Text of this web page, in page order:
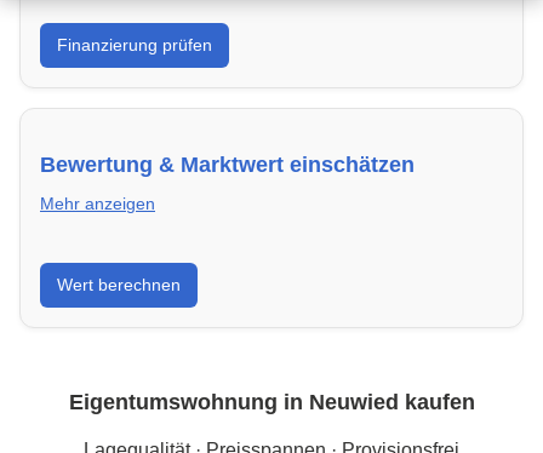
Was kannst du dir leisten? Banken in Neuwied &
Kredite vergleichen und Förderprogramme optimal
nutzen.
Finanzierung prüfen
Bewertung & Marktwert einschätzen
Mehr anzeigen
Kaufpreis einordnen, Vergleichsobjekte in Neuwied
verstehen und Risiken minimieren – kompakt erklärt.
Wert berechnen
Eigentumswohnung in Neuwied kaufen